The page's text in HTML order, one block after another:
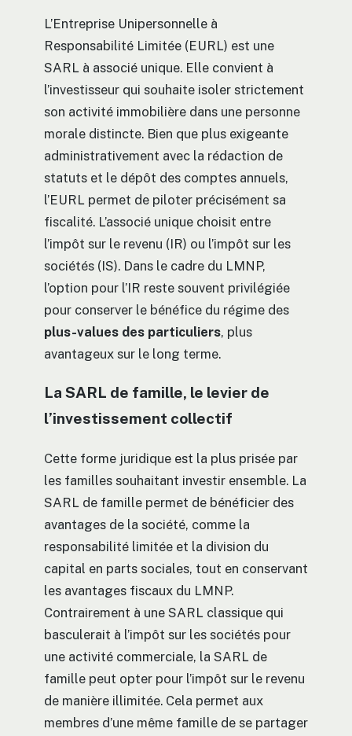
L’Entreprise Unipersonnelle à
Responsabilité Limitée (EURL) est une
SARL à associé unique. Elle convient à
l’investisseur qui souhaite isoler strictement
son activité immobilière dans une personne
morale distincte. Bien que plus exigeante
administrativement avec la rédaction de
statuts et le dépôt des comptes annuels,
l’EURL permet de piloter précisément sa
fiscalité. L’associé unique choisit entre
l’impôt sur le revenu (IR) ou l’impôt sur les
sociétés (IS). Dans le cadre du LMNP,
l’option pour l’IR reste souvent privilégiée
pour conserver le bénéfice du régime des
plus-values des particuliers, plus
avantageux sur le long terme.
La SARL de famille, le levier de
l’investissement collectif
Cette forme juridique est la plus prisée par
les familles souhaitant investir ensemble. La
SARL de famille permet de bénéficier des
avantages de la société, comme la
responsabilité limitée et la division du
capital en parts sociales, tout en conservant
les avantages fiscaux du LMNP.
Contrairement à une SARL classique qui
basculerait à l’impôt sur les sociétés pour
une activité commerciale, la SARL de
famille peut opter pour l’impôt sur le revenu
de manière illimitée. Cela permet aux
membres d’une même famille de se partager